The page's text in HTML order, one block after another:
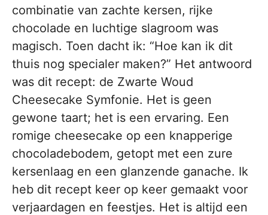
combinatie van zachte kersen, rijke
chocolade en luchtige slagroom was
magisch. Toen dacht ik: “Hoe kan ik dit
thuis nog specialer maken?” Het antwoord
was dit recept: de Zwarte Woud
Cheesecake Symfonie. Het is geen
gewone taart; het is een ervaring. Een
romige cheesecake op een knapperige
chocoladebodem, getopt met een zure
kersenlaag en een glanzende ganache. Ik
heb dit recept keer op keer gemaakt voor
verjaardagen en feestjes. Het is altijd een